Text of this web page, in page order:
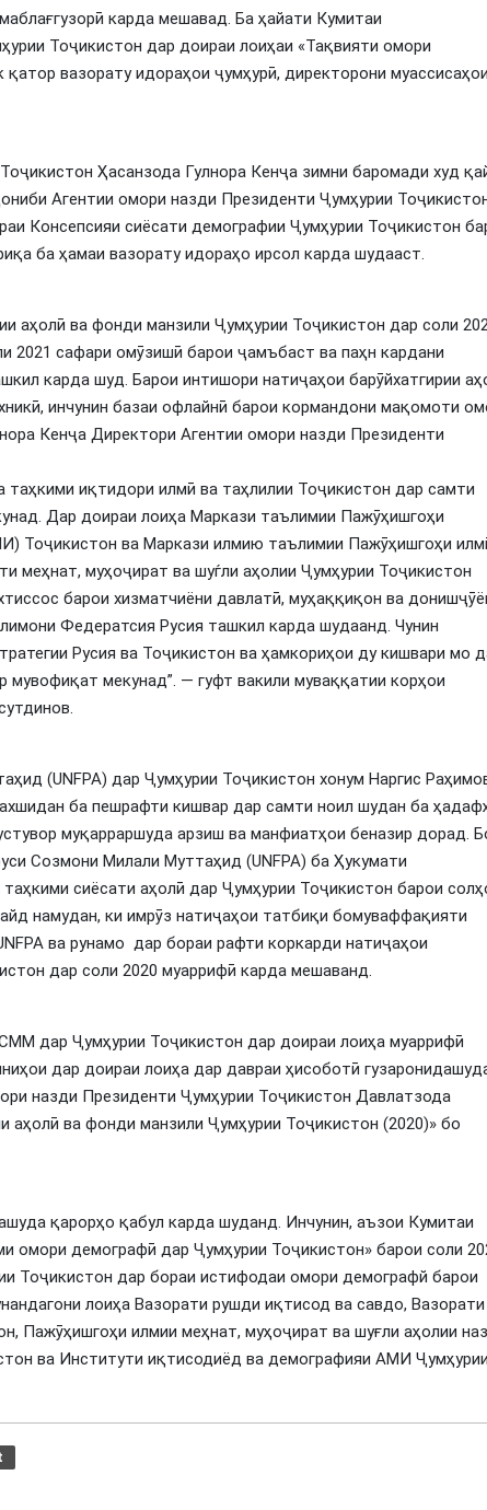
карда мешавад. Ба ҳайати Кумитаи
Тоҷикистон дар доираи лоиҳаи «Тақвияти омори
вазорату идораҳои ҷумҳурӣ, директорони муассисаҳои
Ҳасанзода Гулнора Кенҷа зимни баромади худ
Агентии омори назди Президенти Ҷумҳурии
Консепсияи сиёсати демографии Ҷумҳурии Тоҷикистон
ба ҳамаи вазорату идораҳо ирсол карда шудааст.
аҳолӣ ва фонди манзили Ҷумҳурии Тоҷикистон дар соли
2021 сафари омӯзишӣ барои ҷамъбаст ва паҳн кардани
карда шуд. Барои интишори натиҷаҳои барӯйхатгирии
инчунин базаи офлайнӣ барои кормандони мақомоти
Кенҷа Директори Агентии омори назди Президенти
иқтидори илмӣ ва таҳлилии Тоҷикистон дар самти
Дар доираи лоиҳа Маркази таълимии Пажӯҳишгоҳи
Тоҷикистон ва Маркази илмию таълимии Пажӯҳишгоҳи
меҳнат, муҳоҷират ва шуѓли аҳолии Ҷумҳурии Тоҷикистон
барои хизматчиёни давлатӣ, муҳаққиқон ва
Федератсия Русия ташкил карда шудаанд. Чунин
Русия ва Тоҷикистон ва ҳамкориҳои ду кишвари мо
мекунад”. — гуфт вакили муваққатии корҳои
(UNFPA) дар Ҷумҳурии Тоҷикистон хонум Наргис
ба пешрафти кишвар дар самти ноил шудан ба
муқарраршуда арзиш ва манфиатҳои беназир дорад.
Созмони Милали Муттаҳид (UNFPA) ба Ҳукумати
сиёсати аҳолӣ дар Ҷумҳурии Тоҷикистон барои
намудан, ки имрӯз натиҷаҳои татбиқи бомуваффақияти
ва рунамо дар бораи рафти коркарди натиҷаҳои
дар соли 2020 муаррифӣ карда мешаванд.
дар Ҷумҳурии Тоҷикистон дар доираи лоиҳа муаррифӣ
дар доираи лоиҳа дар давраи ҳисоботӣ
назди Президенти Ҷумҳурии Тоҷикистон Давлатзода
аҳолӣ ва фонди манзили Ҷумҳурии Тоҷикистон (2020)» бо
қарорҳо қабул карда шуданд. Инчунин, аъзои Кумитаи
омори демографӣ дар Ҷумҳурии Тоҷикистон» барои соли
Тоҷикистон дар бораи истифодаи омори демографй барои
лоиҳа Вазорати рушди иқтисод ва савдо, Вазорати
Пажӯҳишгоҳи илмии меҳнат, муҳоҷират ва шуғли аҳолии
ва Институти иқтисодиёд ва демографияи АМИ Ҷумҳурии